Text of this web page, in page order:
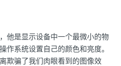
他是显示设备中一个最微小的物
作系统设置自己的颜色和亮度。
欺骗了我们肉眼看到的图像效